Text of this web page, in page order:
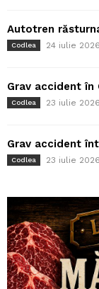
Autotren
Codlea 24 iulie 2026
Grav accident în
Codlea 23 iulie 2026
Grav accident
Codlea 23 iulie 2026